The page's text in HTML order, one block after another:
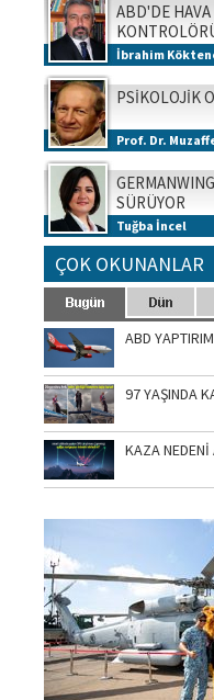
ABD'DE
İbrahim
PSİKOLOJİK
Prof. Dr.
SÜRÜYOR
Tuğba İncel
ÇOK OKUNANLAR
ABD
97 YAŞINDA
KAZA NEDENİ
SİNGAPUR AIRSHOW-2020